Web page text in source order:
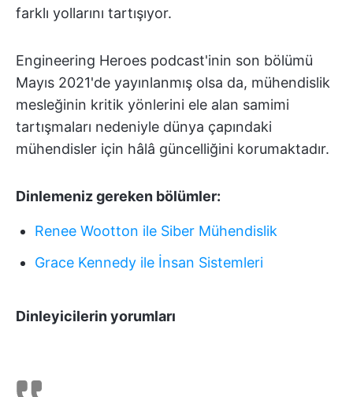
farklı yollarını tartışıyor.
Engineering Heroes podcast'inin son bölümü
Mayıs 2021'de yayınlanmış olsa da, mühendislik
mesleğinin kritik yönlerini ele alan samimi
tartışmaları nedeniyle dünya çapındaki
mühendisler için hâlâ güncelliğini korumaktadır.
Dinlemeniz gereken bölümler:
Renee Wootton ile Siber Mühendislik
Grace Kennedy ile İnsan Sistemleri
Dinleyicilerin yorumları